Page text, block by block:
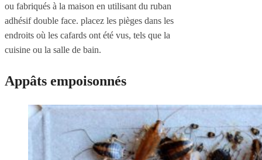
ou fabriqués à la maison en utilisant du ruban
adhésif double face. placez les pièges dans les
endroits où les cafards ont été vus, tels que la
cuisine ou la salle de bain.
Appâts empoisonnés